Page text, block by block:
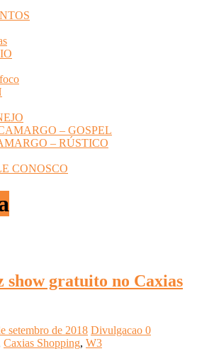
– GOSPEL
– RÚSTICO
CONOSCO
show gratuito no Caxias
setembro de 2018 Divulgacao 0
Caxias Shopping, W3